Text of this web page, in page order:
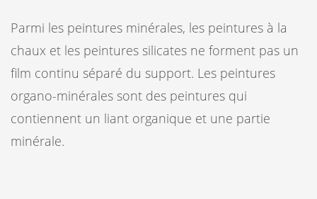
Parmi les peintures minérales, les peintures à la
chaux et les peintures silicates ne forment pas un
film continu séparé du support. Les peintures
organo-minérales sont des peintures qui
contiennent un liant organique et une partie
minérale.